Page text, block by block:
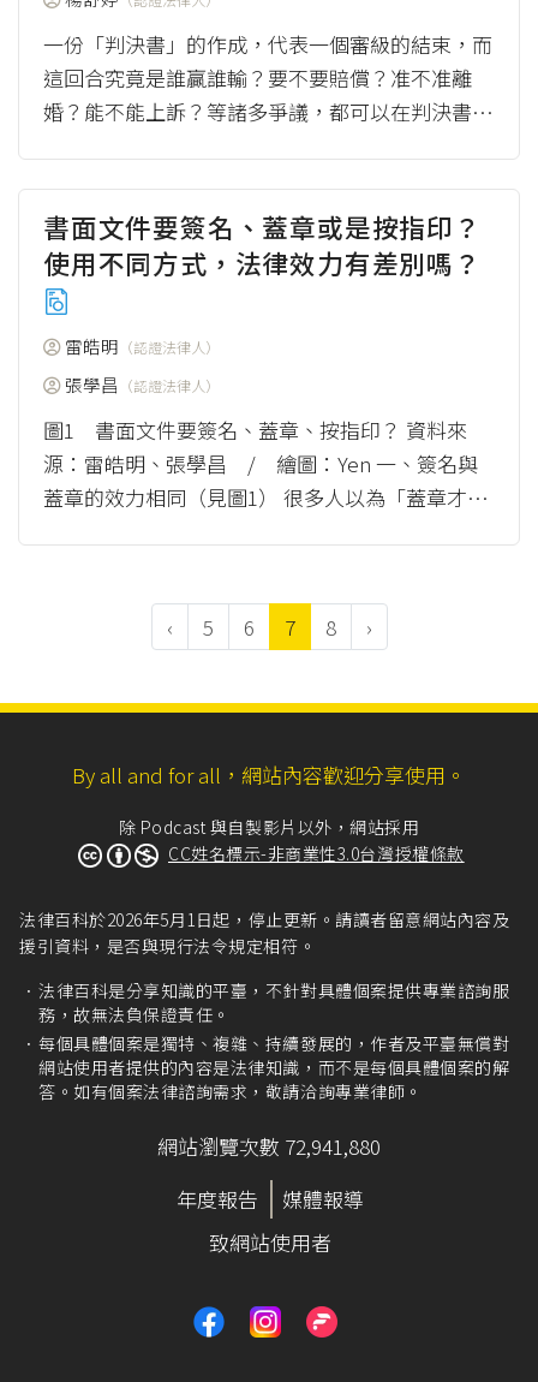
一份「判決書」的作成，代表一個審級的結束，而
這回合究竟是誰贏誰輸？要不要賠償？准不准離
婚？能不能上訴？等諸多爭議，都可以在判決書內
書面文件要簽名、蓋章或是按指印？
使用不同方式，法律效力有差別嗎？
雷皓明 （認證法律人）
張學昌 （認證法律人）
圖1 書面文件要簽名、蓋章、按指印？ 資料來
源：雷皓明、張學昌 / 繪圖：Yen 一、簽名與
蓋章的效力相同（見圖1） 很多人以為「蓋章才有
‹ 5 6 7 8 ›
By all and for all，網站內容歡迎分享使用。
除 Podcast 與自製影片以外，網站採用
CC姓名標示-非商業性3.0台灣授權條款
法律百科於2026年5月1日起，停止更新。請讀者留意網站內容及
援引資料，是否與現行法令規定相符。
法律百科是分享知識的平臺，不針對具體個案提供專業諮詢服
務，故無法負保證責任。
每個具體個案是獨特、複雜、持續發展的，作者及平臺無償對
網站使用者提供的內容是法律知識，而不是每個具體個案的解
答。如有個案法律諮詢需求，敬請洽詢專業律師。
網站瀏覽次數 72,941,880
年度報告
媒體報導
致網站使用者